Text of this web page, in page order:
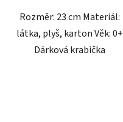
Rozměr: 23 cm Materiál:
látka, plyš, karton Věk: 0+
Dárková krabička